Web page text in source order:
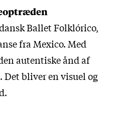
Ballet Folklórico,
fra Mexico. Med
autentiske ånd af
bliver en visuel og